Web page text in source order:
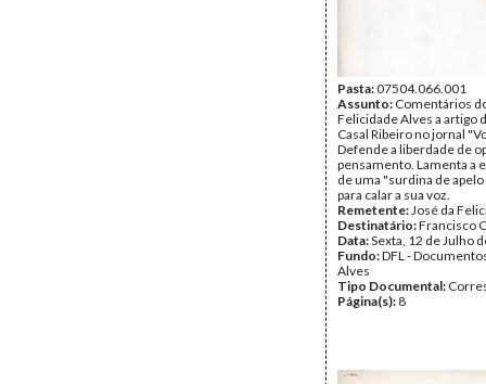
Pasta:07504.066.001
Assunto: Comentários
Felicidade Alves a artigo
Casal Ribeiro no jornal
Defende a liberdade de
pensamento. Lamenta a
de uma "surdina de
para calar a sua voz.
Remetente:José da
Destinatário:Francisco
Data:Sexta, 12 de Julho
Fundo:DFL -
Alves
Tipo Documental:
Página(s): 8